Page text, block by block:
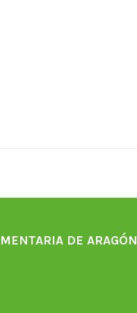
DE ARAGÓN